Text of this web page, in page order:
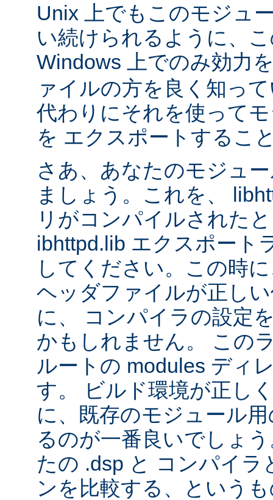
Unix 上でもこのモジュ
い続けられるように、
Windows 上でのみ効力
ァイルの方を良く知っ
代わりにそれを使って
を エクスポートするこ
さあ、あなたのモジュ
ましょう。これを、
リがコンパイルされた
ibhttpd.lib エクスポート
してください。この時
ヘッダファイルが正し
に、 コンパイラの設定
かもしれません。 この
ルートの modules ディ
す。 ビルド環境が正し
に、既存のモジュール
るのが一番良いでしょ
たの .dsp と コンパイ
ンを比較する、という